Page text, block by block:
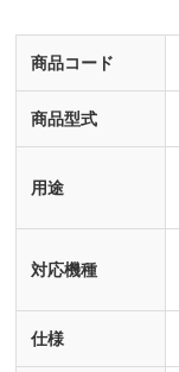
商品コード
商品型式
用途
対応機種
仕様